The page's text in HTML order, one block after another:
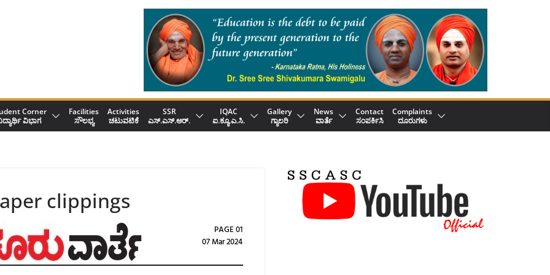
Corner
ವಿಭಾಗ
Facilities
ಸೌಲಭ್ಯ
Activities
ಚಟುವಟಿಕೆ
SSR
ಎಸ್.ಎಸ್.ಆರ್.
IQAC
ಐ.ಕ್ಯೂ.ಎ.ಸಿ.
Gallery
ಗ್ಯಾಲರಿ
News
ವಾರ್ತೆ
Contact
ಸಂಪರ್ಕಿಸಿ
Complaints
ದೂರುಗಳು
clippings